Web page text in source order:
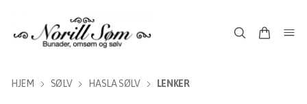
HJEM SØLV HASLA SØLV LENKER